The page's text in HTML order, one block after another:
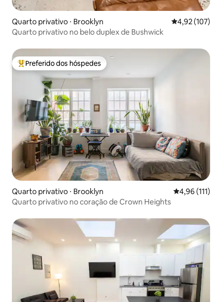
Quarto privativo ⋅ Brooklyn 4,92 de uma
4,92 (107)
Quarto privativo no belo duplex de Bushwick
Entre os melhores preferidos dos hóspedes
Preferido dos hóspedes
Quarto privativo ⋅ Brooklyn 4,96 de uma
4,96 (111)
Quarto privativo no coração de Crown Heights